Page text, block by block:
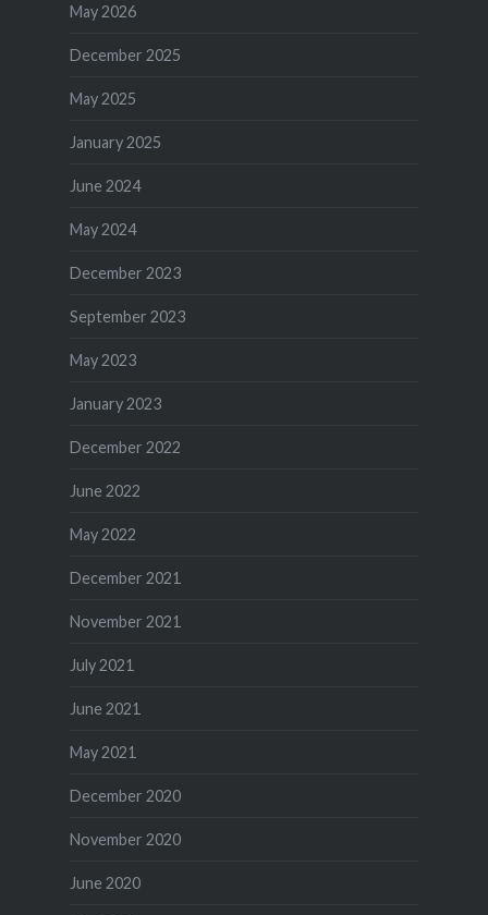
May 2026
December 2025
May 2025
January 2025
June 2024
May 2024
December 2023
September 2023
May 2023
January 2023
December 2022
June 2022
May 2022
December 2021
November 2021
July 2021
June 2021
May 2021
December 2020
November 2020
June 2020